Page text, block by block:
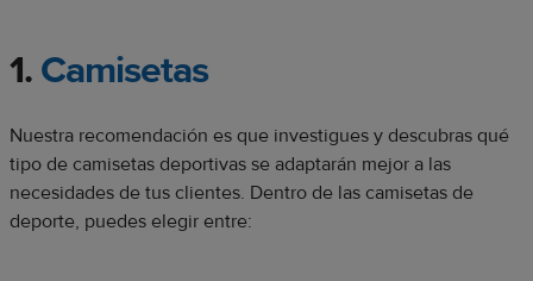
1. Camisetas
Nuestra recomendación es que investigues y descubras qué
tipo de camisetas deportivas se adaptarán mejor a las
necesidades de tus clientes. Dentro de las camisetas de
deporte, puedes elegir entre: